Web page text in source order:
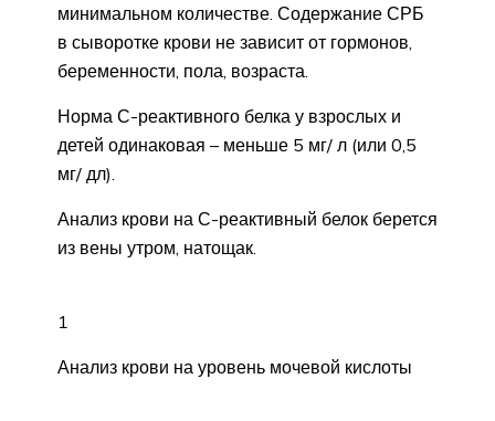
минимальном количестве. Содержание СРБ
в сыворотке крови не зависит от гормонов,
беременности, пола, возраста.
Норма С-реактивного белка у взрослых и
детей одинаковая – меньше 5 мг/ л (или 0,5
мг/ дл).
Анализ крови на С-реактивный белок берется
из вены утром, натощак.
1
Анализ крови на уровень мочевой кислоты